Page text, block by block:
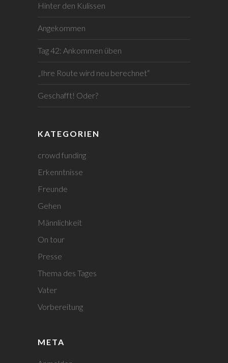
Hinter den Kulissen
Angekommen
Tag 42: Ankommen üben
„Ihre Route wird neu berechnet“
Geschafft! Oder?
KATEGORIEN
crowd funding
Erkenntnisse
Freunde
Gehen
Männlichkeit
On tour
Presse
Thema des Tages
Vater
Vorbereitung
META